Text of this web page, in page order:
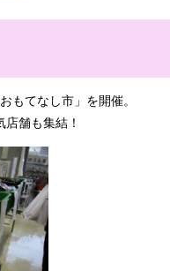
もてなし市」を開催。
舗も集結！